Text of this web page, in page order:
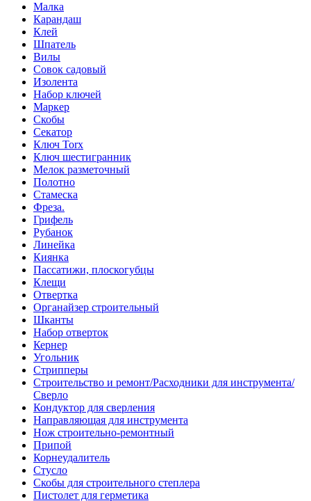
Малка
Карандаш
Клей
Шпатель
Вилы
Совок садовый
Изолента
Набор ключей
Маркер
Скобы
Секатор
Ключ Torx
Ключ шестигранник
Мелок разметочный
Полотно
Стамеска
Фреза.
Грифель
Рубанок
Линейка
Киянка
Пассатижи, плоскогубцы
Клещи
Отвертка
Органайзер строительный
Шканты
Набор отверток
Кернер
Угольник
Стрипперы
Строительство и ремонт/Расходники для инструмента/
Сверло
Кондуктор для сверления
Направляющая для инструмента
Нож строительно-ремонтный
Припой
Корнеудалитель
Стусло
Скобы для строительного степлера
Пистолет для герметика